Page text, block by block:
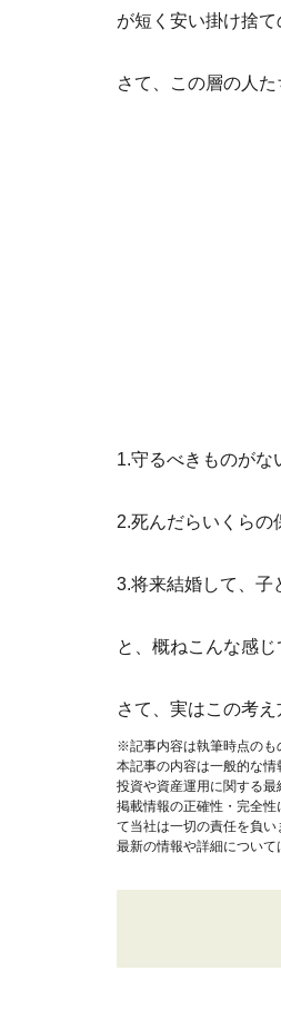
が短く安い掛け捨
さて、この層の人
1.守るべきものがな
2.死んだらいくらの
3.将来結婚して、子
と、概ねこんな感じ
さて、実はこの考
※記事内容は執筆時点のも
本記事の内容は一般的な情
投資や資産運用に関する最
掲載情報の正確性・完全
て当社は一切の責任を負い
最新の情報や詳細について